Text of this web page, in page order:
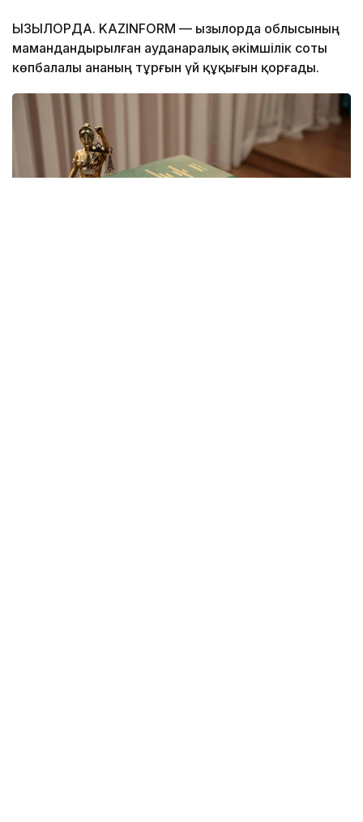
ҚЫЗЫЛОРДА. KAZINFORM — Қызылорда облысының
мамандандырылған ауданаралық әкімшілік соты
көпбалалы ананың тұрғын үй құқығын қорғады.